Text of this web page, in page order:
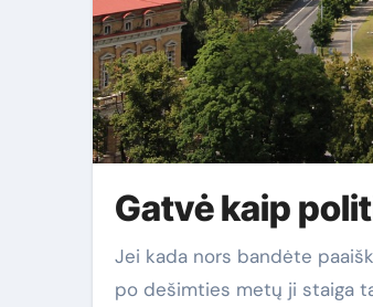
Gatvė kaip
Jei kada nors bandėte paaiškinti užsieniečiui, kodėl Vilniuje yra gatvė, pavadinta vieno žmogaus vardu, o
po dešimties metų ji staiga